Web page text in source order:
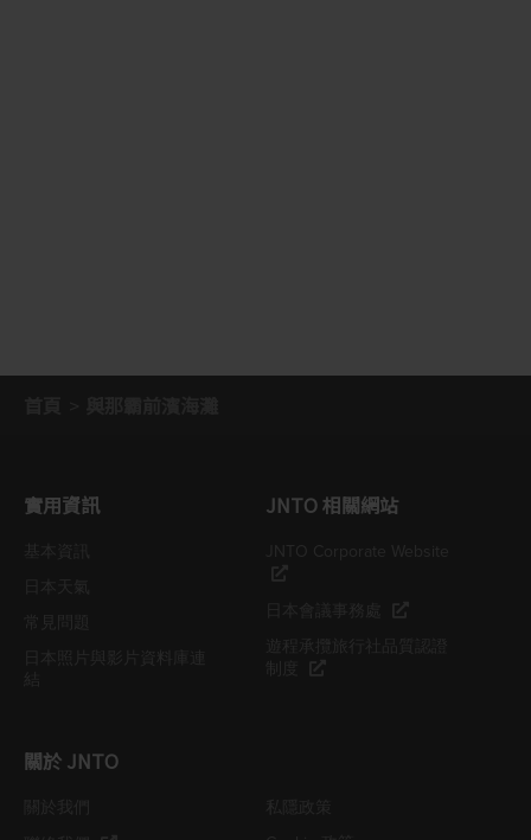
實用資訊 JNTO 相關網站
關於 JNTO